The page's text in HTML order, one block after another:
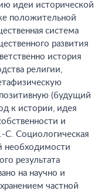
идеи исторической
положительной
система
развития
история
религии,
(будущий
к истории, идея
и
С. Социологическая
необходимости
результата
на научно и
частной